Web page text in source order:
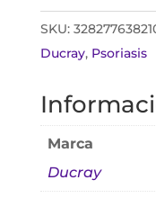
SKU:
Ducray, Psoriasis
Marca
Ducray